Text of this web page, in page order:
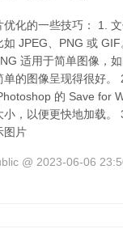
优化的一些技巧： 1.
JPEG、PNG 或
适用于简单图像，
的图像呈现得很好。
的 Save for
小，以便更快地加载。
图片
@ 2023-06-06